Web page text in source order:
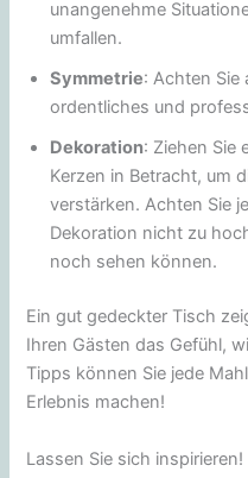
unangenehme
umfallen.
Symmetrie: Achten Sie
ordentliches und
Dekoration: Ziehen Sie
Kerzen in Betracht, um
verstärken. Achten Sie
Dekoration nicht zu
noch sehen können.
Ein gut gedeckter Tisch
Ihren Gästen das Gefühl,
Tipps können Sie jede
Erlebnis machen!
Lassen Sie sich inspirieren!